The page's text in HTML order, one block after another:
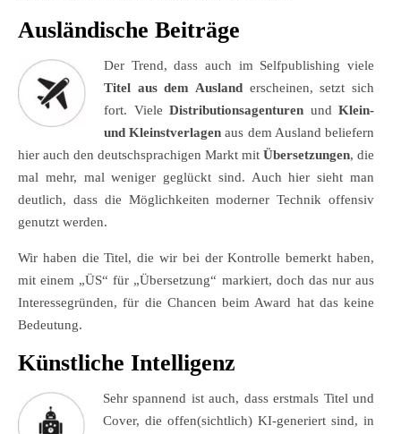
Ausländische Beiträge
Der Trend, dass auch im Selfpublishing viele
Titel aus dem Ausland erscheinen, setzt sich
fort. Viele Distributionsagenturen und Klein-
und Kleinstverlagen aus dem Ausland beliefern
hier auch den deutschsprachigen Markt mit Übersetzungen, die
mal mehr, mal weniger geglückt sind. Auch hier sieht man
deutlich, dass die Möglichkeiten moderner Technik offensiv
genutzt werden.
Wir haben die Titel, die wir bei der Kontrolle bemerkt haben,
mit einem „ÜS“ für „Übersetzung“ markiert, doch das nur aus
Interessegründen, für die Chancen beim Award hat das keine
Bedeutung.
Künstliche Intelligenz
Sehr spannend ist auch, dass erstmals Titel und
Cover, die offen(sichtlich) KI-generiert sind, in